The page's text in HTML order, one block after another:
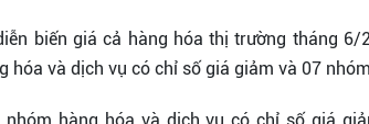
biến giá cả hàng hóa thị trường tháng 6/
hóa và dịch vụ có chỉ số giá giảm và 07